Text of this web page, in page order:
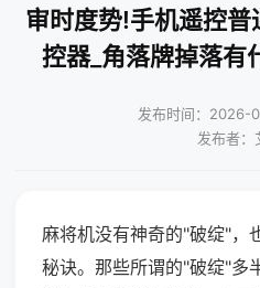
审时度势!手机遥控
控器_角落牌掉落有
发布时间：2026-
发布者：
麻将机没有神奇的"破绽"，
秘诀。那些所谓的"破绽"多